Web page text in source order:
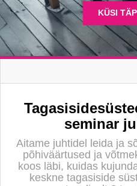
KÜSI
seminar
Aitame juhtidel leida ja
põhiväärtused ja
koos läbi, kuidas
keskne tagasiside